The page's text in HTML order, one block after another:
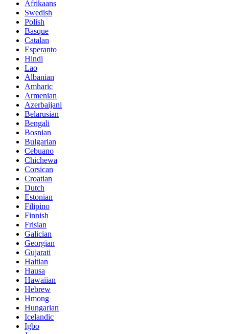
Afrikaans
Swedish
Polish
Basque
Catalan
Esperanto
Hindi
Lao
Albanian
Amharic
Armenian
Azerbaijani
Belarusian
Bengali
Bosnian
Bulgarian
Cebuano
Chichewa
Corsican
Croatian
Dutch
Estonian
Filipino
Finnish
Frisian
Galician
Georgian
Gujarati
Haitian
Hausa
Hawaiian
Hebrew
Hmong
Hungarian
Icelandic
Igbo